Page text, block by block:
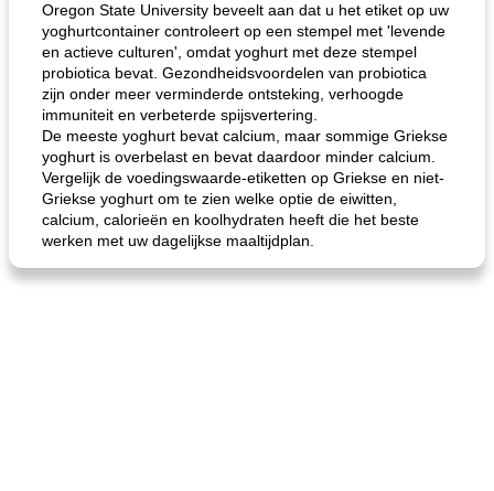
Oregon State University beveelt aan dat u het etiket op uw
yoghurtcontainer controleert op een stempel met 'levende
en actieve culturen', omdat yoghurt met deze stempel
probiotica bevat. Gezondheidsvoordelen van probiotica
zijn onder meer verminderde ontsteking, verhoogde
immuniteit en verbeterde spijsvertering.
De meeste yoghurt bevat calcium, maar sommige Griekse
yoghurt is overbelast en bevat daardoor minder calcium.
Vergelijk de voedingswaarde-etiketten op Griekse en niet-
Griekse yoghurt om te zien welke optie de eiwitten,
calcium, calorieën en koolhydraten heeft die het beste
werken met uw dagelijkse maaltijdplan.